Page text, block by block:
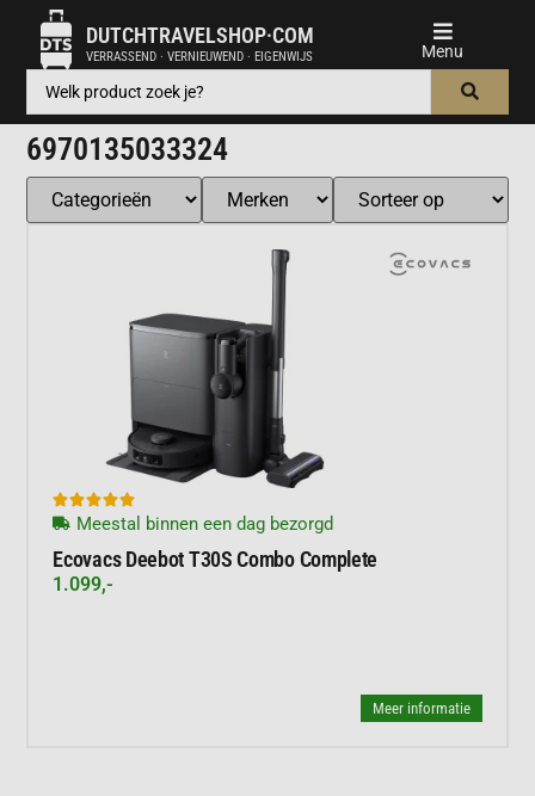
DUTCHTRAVELSHOP·COM
VERRASSEND · VERNIEUWEND · EIGENWIJS
6970135033324

Meestal binnen een dag bezorgd
Ecovacs Deebot T30S Combo Complete
1.099,-
Meer informatie